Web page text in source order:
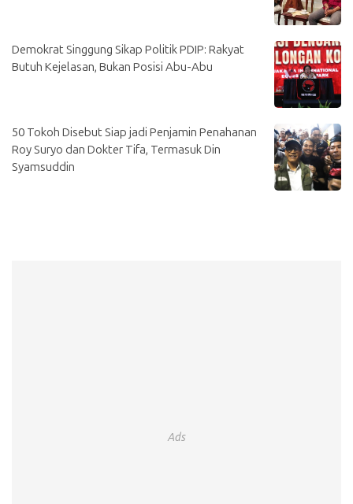
Demokrat Singgung Sikap Politik PDIP: Rakyat
Butuh Kejelasan, Bukan Posisi Abu-Abu
50 Tokoh Disebut Siap jadi Penjamin Penahanan
Roy Suryo dan Dokter Tifa, Termasuk Din
Syamsuddin
Ads